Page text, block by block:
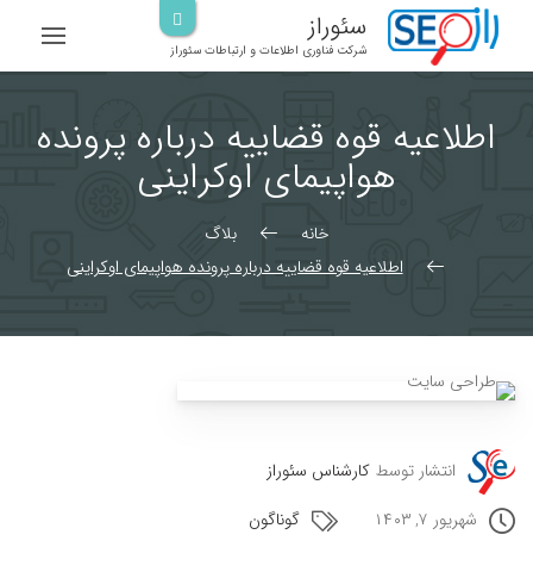
سئوراز
شرکت فناوری اطلاعات و ارتباطات سئوراز
اطلاعیه قوه قضاییه درباره پرونده
هواپیمای اوکراینی
خانه
بلاگ
اطلاعیه قوه قضاییه درباره پرونده هواپیمای اوکراینی
انتشار توسط کارشناس سئوراز
شهریور ۷, ۱۴۰۳
گوناگون